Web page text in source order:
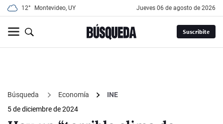
12° Montevideo, UY jueves 06 de agosto de 2026
Suscribite
Búsqueda Economía
INE
5 de diciembre de 2024